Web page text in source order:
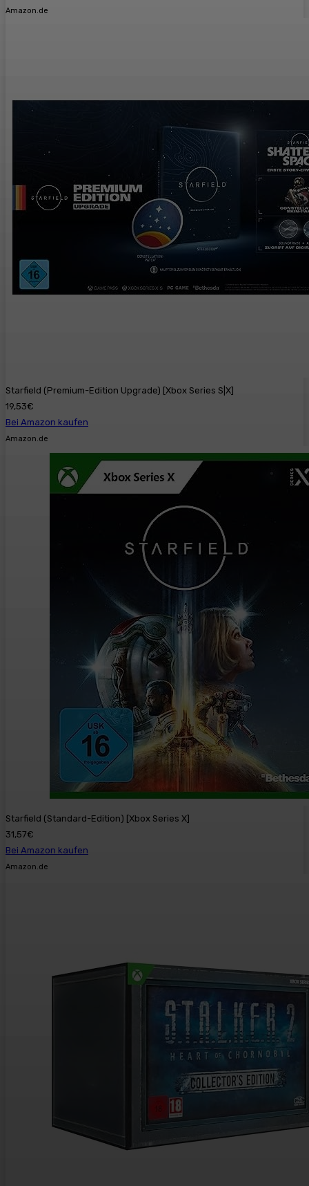
Amazon.de
Starfield (Premium-Edition Upgrade) [Xbox Series S|X]
19,53€
Bei Amazon kaufen
Amazon.de
Starfield (Standard-Edition) [Xbox Series X]
31,57€
Bei Amazon kaufen
Amazon.de